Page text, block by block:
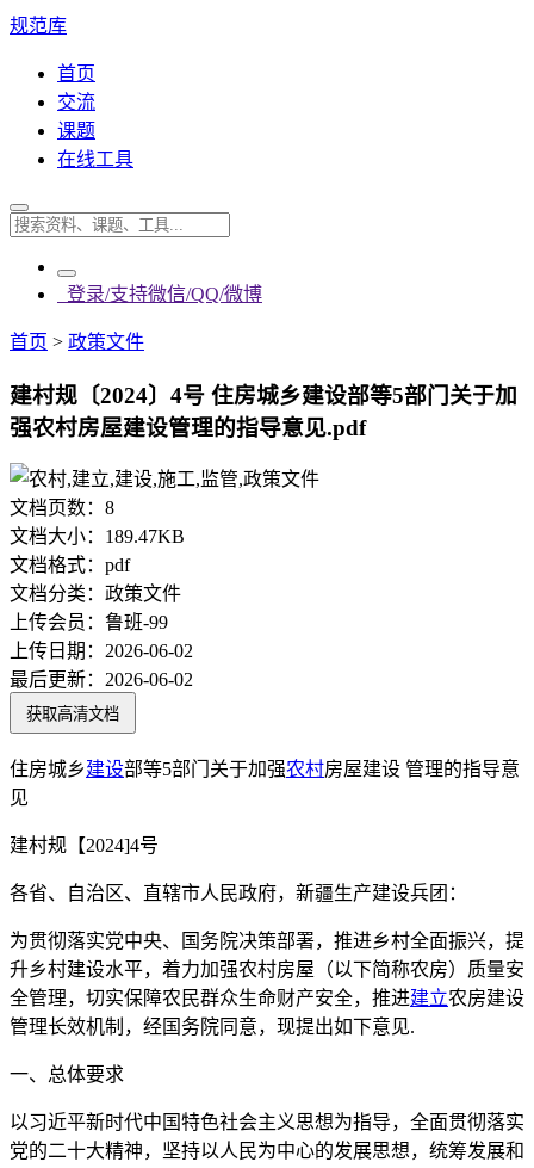
规范库
首页
交流
课题
在线工具
登录/支持微信/QQ/微博
首页 > 政策文件
建村规〔2024〕4号 住房城乡建设部等5部门关于加
强农村房屋建设管理的指导意见.pdf
文档页数： 8
文档大小： 189.47KB
文档格式： pdf
文档分类： 政策文件
上传会员： 鲁班-99
上传日期： 2026-06-02
最后更新： 2026-06-02
获取高清文档
住房城乡建设部等5部门关于加强农村房屋建设 管理的指导意
见
建村规【2024]4号
各省、自治区、直辖市人民政府，新疆生产建设兵团：
为贯彻落实党中央、国务院决策部署，推进乡村全面振兴，提
升乡村建设水平，着力加强农村房屋（以下简称农房）质量安
全管理，切实保障农民群众生命财产安全，推进建立农房建设
管理长效机制，经国务院同意，现提出如下意见.
一、总体要求
以习近平新时代中国特色社会主义思想为指导，全面贯彻落实
党的二十大精神，坚持以人民为中心的发展思想，统筹发展和